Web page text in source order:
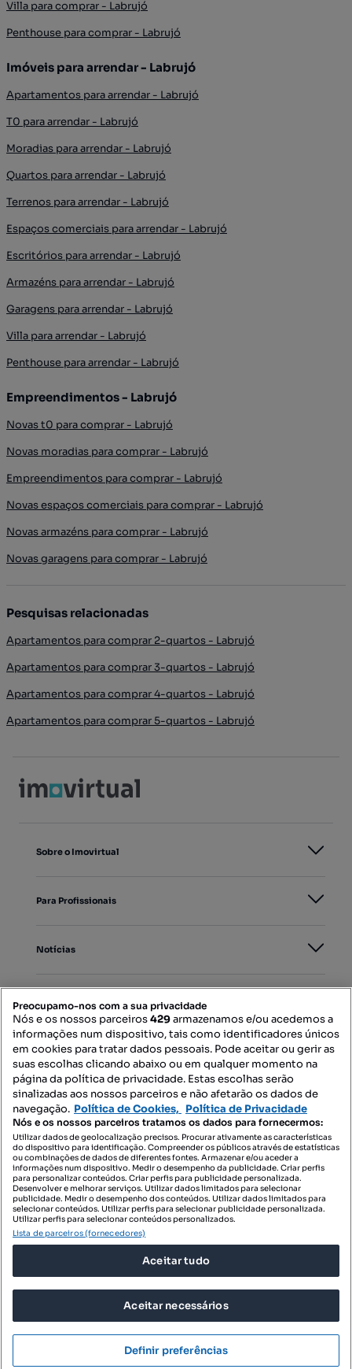
Villa para comprar - Labrujó
Penthouse para comprar - Labrujó
Imóveis para arrendar - Labrujó
Apartamentos para arrendar - Labrujó
T0 para arrendar - Labrujó
Moradias para arrendar - Labrujó
Quartos para arrendar - Labrujó
Terrenos para arrendar - Labrujó
Espaços comerciais para arrendar - Labrujó
Escritórios para arrendar - Labrujó
Armazéns para arrendar - Labrujó
Garagens para arrendar - Labrujó
Villa para arrendar - Labrujó
Penthouse para arrendar - Labrujó
Empreendimentos - Labrujó
Novas t0 para comprar - Labrujó
Novas moradias para comprar - Labrujó
Empreendimentos para comprar - Labrujó
Novas espaços comerciais para comprar - Labrujó
Novas armazéns para comprar - Labrujó
Novas garagens para comprar - Labrujó
Pesquisas relacionadas
Apartamentos para comprar 2-quartos - Labrujó
Apartamentos para comprar 3-quartos - Labrujó
Apartamentos para comprar 4-quartos - Labrujó
Apartamentos para comprar 5-quartos - Labrujó
Sobre o Imovirtual
Para Profissionais
Notícias
Mapa do Site
Contacte-nos
SIGA-NOS:
DESCARREGAR NA:
© 2026 Imovirtual.com, OLX Portugal, S.A.
TERMOS DE UTILIZAÇÃO
POLÍTICA DE PRIVACIDADE
CONFIGURAÇÕES DE PRIVACIDADE
Preocupamo-nos com a sua privacidade
Nós e os nossos parceiros429armazenamos e/ou acedemos a
informações num dispositivo, tais como identificadores únicos
em cookies para tratar dados pessoais. Pode aceitar ou gerir as
suas escolhas clicando abaixo ou em qualquer momento na
página da política de privacidade. Estas escolhas serão
sinalizadas aos nossos parceiros e não afetarão os dados de
navegação. Política de Cookies, Política de Privacidade
Nós e os nossos parceiros tratamos os dados para fornecermos:
Utilizar dados de geolocalização precisos. Procurar ativamente as características
do dispositivo para identificação. Compreender os públicos através de estatísticas
ou combinações de dados de diferentes fontes. Armazenar e/ou aceder a
informações num dispositivo. Medir o desempenho da publicidade. Criar perfis
para personalizar conteúdos. Criar perfis para publicidade personalizada.
Desenvolver e melhorar serviços. Utilizar dados limitados para selecionar
publicidade. Medir o desempenho dos conteúdos. Utilizar dados limitados para
selecionar conteúdos. Utilizar perfis para selecionar publicidade personalizada.
Utilizar perfis para selecionar conteúdos personalizados.
Lista de parceiros (fornecedores)
Aceitar tudo
Aceitar necessários
Definir preferências